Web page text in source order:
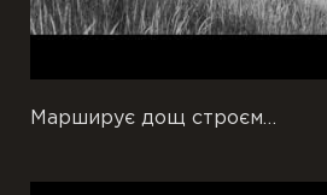
Марширує дощ строєм…